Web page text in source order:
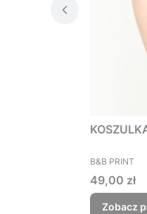
PRODUCENT
B&B PRINT
Cena
49,00 zł
Zobacz